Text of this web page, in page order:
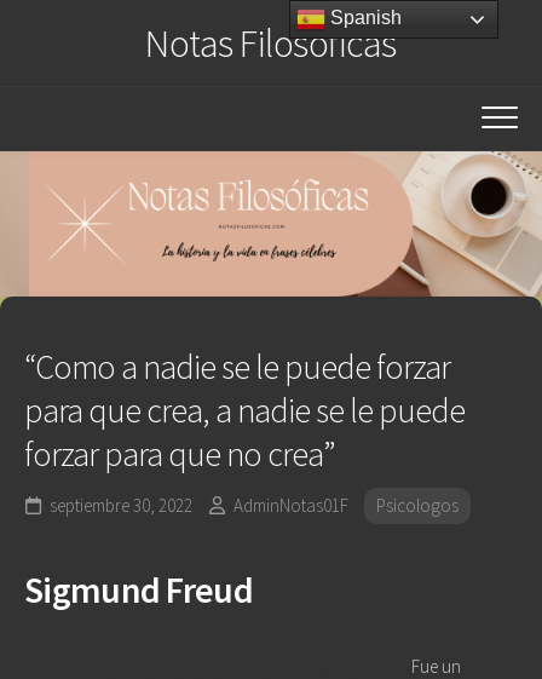
Notas Filosóficas
“Como a nadie se le puede forzar
para que crea, a nadie se le puede
forzar para que no crea”
septiembre 30, 2022 AdminNotas01F Psicologos
Sigmund Freud
Fue un
Spanish